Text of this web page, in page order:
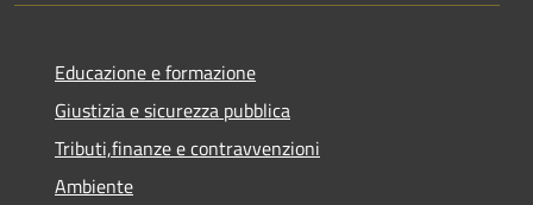
Educazione e formazione
Giustizia e sicurezza pubblica
Tributi,finanze e contravvenzioni
Ambiente